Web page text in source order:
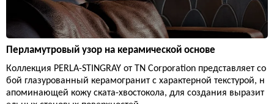
Перламутровый узор на керамической основе
Коллекция PERLA-STINGRAY от TN Corporation представляет со
бой глазурованный керамогранит с характерной текстурой, н
апоминающей кожу ската-хвостокола, для создания выразит